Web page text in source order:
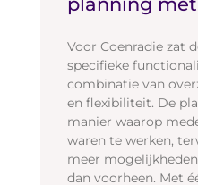
Voor Coenradie zat
specifieke
combinatie van
en flexibiliteit. De
manier waarop
waren te werken,
meer
dan voorheen. Met